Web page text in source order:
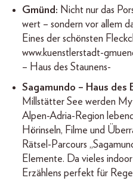
Gmünd: Nicht nur das
wert – sondern vor allem
Eines der schönsten
www.kuenstlerstadt-
– Haus des Staunens-
Sagamundo – Haus des
Millstätter See werden
Alpen-Adria-Region
Hörinseln, Filme und
Rätsel-Parcours
Elemente. Da vieles
Erzählens perfekt für